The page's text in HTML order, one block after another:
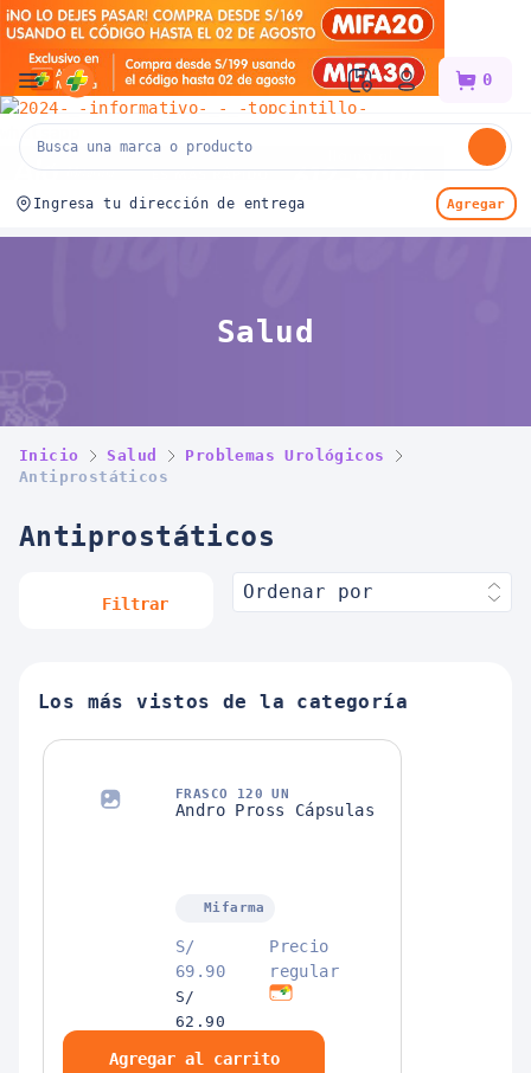
Mifarma 0
Ingresa tu dirección de entrega Agregar
Salud
Inicio Salud
Problemas Urológicos
Antiprostáticos
Antiprostáticos
Filtrar
Ordenar por
Los más vistos de la categoría
FRASCO 120 UN
Andro Pross Cápsulas
Mifarma
S/
69.90
Precio
regular
S/
62.90
59.70
Agregar al carrito